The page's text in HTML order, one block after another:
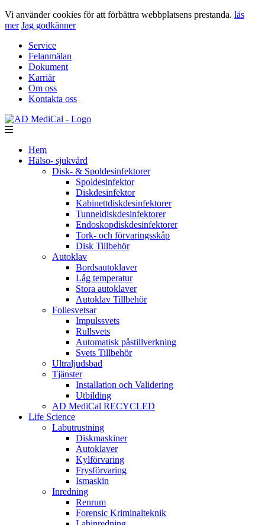
Vi använder cookies för att förbättra webbplatsens prestanda. läs
mer Jag godkänner
Service
Felanmälan
Dokument
Karriär
Om oss
Kontakta oss
Hem
Hälso- sjukvård
Disk- & Spoldesinfektorer
Spoldesinfektor
Diskdesinfektor
Kabinettdiskdesinfektorer
Tunneldiskdesinfektorer
Endoskopdiskdesinfektorer
Tork- och förvaringsskåp
Disk Tillbehör
Autoklav
Bordsautoklaver
Låg temperatur
Stora autoklaver
Autoklav Tillbehör
Foliesvetsar
Impulssvets
Rullsvets
Automatisk påstillverkning
Svets Tillbehör
Ultraljudsbad
Tjänster
Installation och Validering
Utbilding
AD MediCal RECYCLED
Life Science
Labutrustning
Diskmaskiner
Autoklaver
Kylförvaring
Frysförvaring
Ismaskin
Inredning
Renrum
Forensic Kriminalteknik